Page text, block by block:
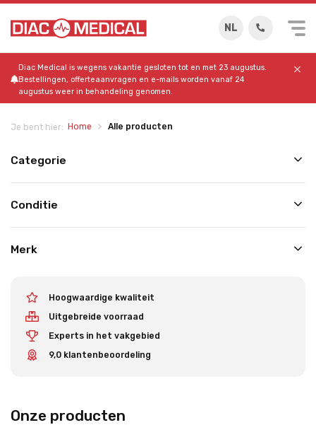
NL
Diac Medical is wegens vakantie gesloten tot en met 23 augustus.
Bestellingen, offerteaanvragen en e-mails worden vanaf 24
augustus weer in behandeling genomen.
Je bent hier: Home Alle producten
Categorie
Conditie
Merk
Hoogwaardige kwaliteit
Uitgebreide voorraad
Experts in het vakgebied
9,0 klantenbeoordeling
Onze producten